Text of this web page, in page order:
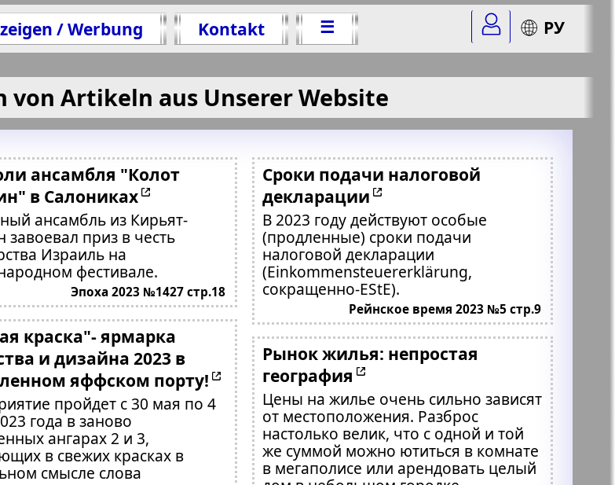
/ Werbung Kontakt ☰ РУ
von Artikeln aus Unserer Website
ансамбля "Колот
в Салониках
ансамбль из Кирьят-
приз в честь
Израиль на
фестивале.
Эпоха 2023 №1427 стр.18
и дизайна 2023 в
яффском порту!
пройдет с 30 мая по 4
года в заново
ангарах 2 и 3,
в свежих красках в
смысле слова
Сроки подачи налоговой
декларации
В 2023 году действуют особые
(продленные) сроки подачи
налоговой декларации
(Einkommensteuererklärung,
сокращенно-EStE).
Рейнское время 2023 №5 стр.9
Рынок жилья: непростая
география
Цены на жилье очень сильно зависят
от местоположения. Разброс
настолько велик, что с одной и той
же суммой можно ютиться в комнате
в мегаполисе или арендовать целый